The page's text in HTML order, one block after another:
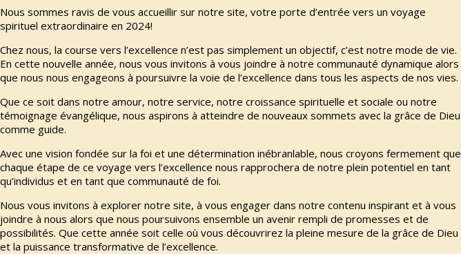
Nous sommes ravis de vous accueillir sur notre site, votre porte d’entrée vers un voyage
spirituel extraordinaire en 2024!
Chez nous, la course vers l’excellence n’est pas simplement un objectif, c’est notre mode de vie.
En cette nouvelle année, nous vous invitons à vous joindre à notre communauté dynamique alors
que nous nous engageons à poursuivre la voie de l’excellence dans tous les aspects de nos vies.
Que ce soit dans notre amour, notre service, notre croissance spirituelle et sociale ou notre
témoignage évangélique, nous aspirons à atteindre de nouveaux sommets avec la grâce de Dieu
comme guide.
Avec une vision fondée sur la foi et une détermination inébranlable, nous croyons fermement que
chaque étape de ce voyage vers l’excellence nous rapprochera de notre plein potentiel en tant
qu’individus et en tant que communauté de foi.
Nous vous invitons à explorer notre site, à vous engager dans notre contenu inspirant et à vous
joindre à nous alors que nous poursuivons ensemble un avenir rempli de promesses et de
possibilités. Que cette année soit celle où vous découvrirez la pleine mesure de la grâce de Dieu
et la puissance transformative de l’excellence.